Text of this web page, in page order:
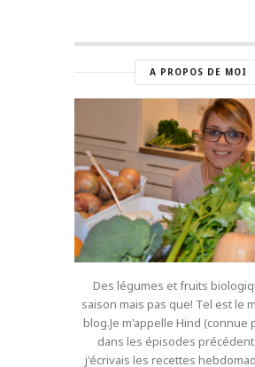
A PROPOS DE MOI
Des légumes et fruits
saison mais pas que! Tel est le
blog.Je m'appelle Hind (connue
dans les épisodes
j'écrivais les recettes